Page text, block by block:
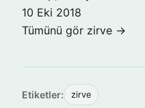
10 Eki 2018
Tümünü gör zirve →
Etiketler: zirve